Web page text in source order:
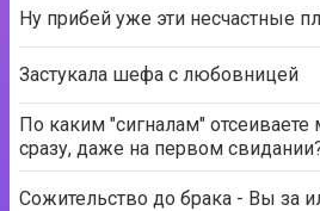
Ну прибей уже эти несчастные
Застукала шефа с любовницей
По каким "сигналам" отсеиваете
сразу, даже на первом
Сожительство до брака - Вы за